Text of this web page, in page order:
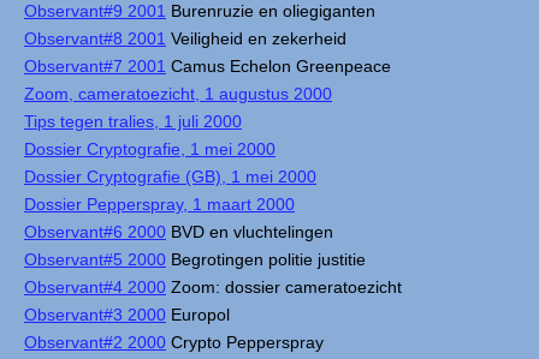
Observant#9 2001 Burenruzie en oliegiganten
Observant#8 2001 Veiligheid en zekerheid
Observant#7 2001 Camus Echelon Greenpeace
Zoom, cameratoezicht, 1 augustus 2000
Tips tegen tralies, 1 juli 2000
Dossier Cryptografie, 1 mei 2000
Dossier Cryptografie (GB), 1 mei 2000
Dossier Pepperspray, 1 maart 2000
Observant#6 2000 BVD en vluchtelingen
Observant#5 2000 Begrotingen politie justitie
Observant#4 2000 Zoom: dossier cameratoezicht
Observant#3 2000 Europol
Observant#2 2000 Crypto Pepperspray